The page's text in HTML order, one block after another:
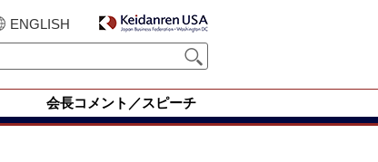
ENGLISH
会長コメント／スピーチ